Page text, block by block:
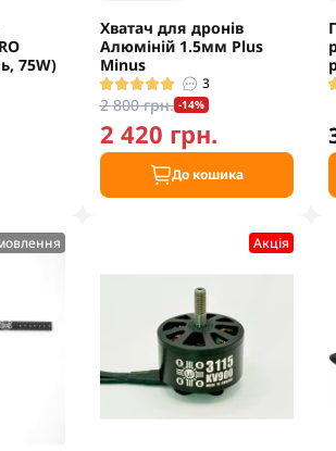
75W)
Хватач для дронів
Алюміній 1.5мм Plus
Minus
3
2 800 грн. -14%
2 420 грн.
До кошика
Акцiя